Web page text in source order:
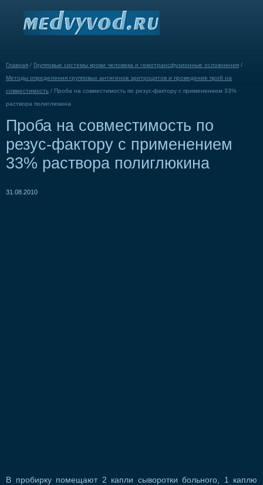
Главная / Групповые системы крови человека и гемотрансфузионные осложнения /
Методы определения групповых антигенов эритроцитов и проведение проб на
совместимость / Проба на совместимость по резус-фактору с применением 33%
раствора полиглюкина
Проба на совместимость по
резус-фактору с применением
33% раствора полиглюкина
31.08.2010
В пробирку помещают 2 капли сыворотки больного, 1 каплю